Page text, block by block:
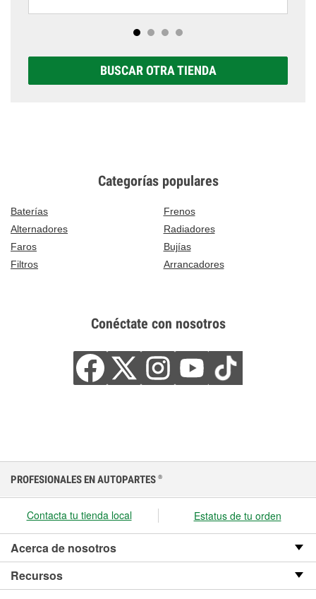
BUSCAR OTRA TIENDA
Categorías populares
Baterías
Frenos
Alternadores
Radiadores
Faros
Bujías
Filtros
Arrancadores
Conéctate con nosotros
PROFESIONALES EN AUTOPARTES ®
Contacta tu tienda local Estatus de tu orden
Acerca de nosotros
Recursos